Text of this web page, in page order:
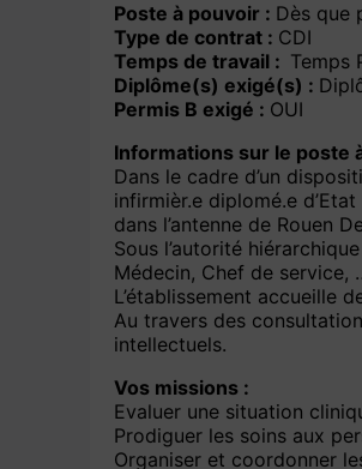
Poste à pouvoir : Dès que
Type de contrat : CDI
Temps de travail : Temps
Diplôme(s) exigé(s) :
Permis B exigé : OUI
Informations sur le poste
Dans le cadre d’un
infirmièr.e diplomé.e
dans l’antenne de Rouen
Sous l’autorité
Médecin, Chef de service,
L’établissement accueille
Au travers des
intellectuels.
Vos missions :
Evaluer une situation
Prodiguer les soins aux
Organiser et coordonner